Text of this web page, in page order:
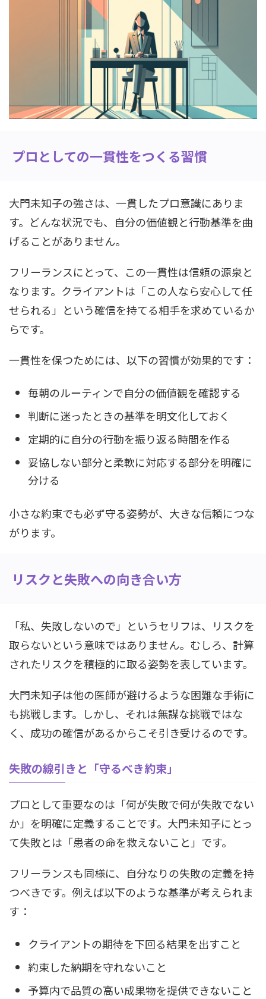
プロとしての一貫性をつくる習慣
大門未知子の強さは、一貫したプロ意識にありま
す。どんな状況でも、自分の価値観と行動基準を曲
げることがありません。
フリーランスにとって、この一貫性は信頼の源泉と
なります。クライアントは「この人なら安心して任
せられる」という確信を持てる相手を求めているか
らです。
一貫性を保つためには、以下の習慣が効果的です：
毎朝のルーティンで自分の価値観を確認する
判断に迷ったときの基準を明文化しておく
定期的に自分の行動を振り返る時間を作る
妥協しない部分と柔軟に対応する部分を明確に
分ける
小さな約束でも必ず守る姿勢が、大きな信頼につな
がります。
リスクと失敗への向き合い方
「私、失敗しないので」というセリフは、リスクを
取らないという意味ではありません。むしろ、計算
されたリスクを積極的に取る姿勢を表しています。
大門未知子は他の医師が避けるような困難な手術に
も挑戦します。しかし、それは無謀な挑戦ではな
く、成功の確信があるからこそ引き受けるのです。
失敗の線引きと「守るべき約束」
プロとして重要なのは「何が失敗で何が失敗でない
か」を明確に定義することです。大門未知子にとっ
て失敗とは「患者の命を救えないこと」です。
フリーランスも同様に、自分なりの失敗の定義を持
つべきです。例えば以下のような基準が考えられま
す：
クライアントの期待を下回る結果を出すこと
約束した納期を守れないこと
予算内で品質の高い成果物を提供できないこと